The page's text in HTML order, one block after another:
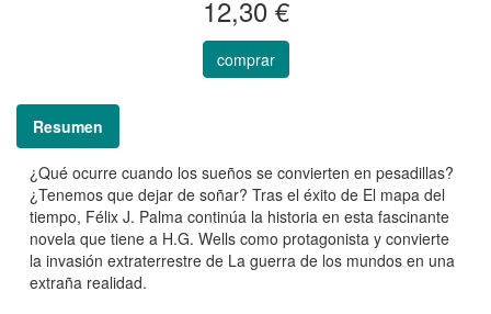
12,30 €
comprar
Resumen
¿Qué ocurre cuando los sueños se convierten en pesadillas?
¿Tenemos que dejar de soñar? Tras el éxito de El mapa del
tiempo, Félix J. Palma continúa la historia en esta fascinante
novela que tiene a H.G. Wells como protagonista y convierte
la invasión extraterrestre de La guerra de los mundos en una
extraña realidad.